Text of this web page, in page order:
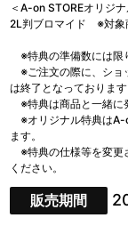
＜A-on STOREオリジナ
2L判ブロマイド ※対象
※特典の準備数には限
※ご注文の際に、ショ
は終了となっておりま
※特典は商品と一緒に
※オリジナル特典はA-
ます。
※特典の仕様等を変更
ください。
販売期間